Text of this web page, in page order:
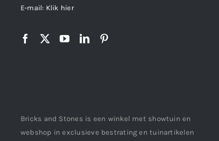
E-mail: Klik hier
Bricks and Stones is een winkel met showtuin en
webshop in exclusieve bestrating en tuinartikelen